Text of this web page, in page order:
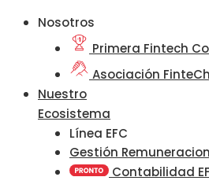
Nosotros
Primera Fintech
Asociación
Nuestro
Ecosistema
Línea EFC
Gestión
Contabilidad